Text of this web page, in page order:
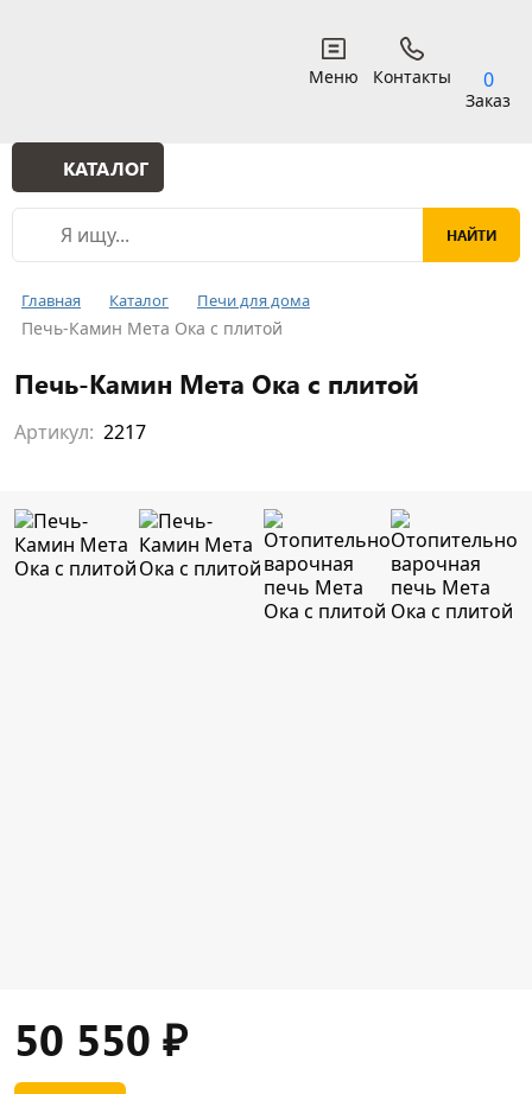
КАТАЛОГ
Меню Контакты 0
Заказ
Главная Каталог Печи для дома
Печь-Камин Мета Ока с плитой
Печь-Камин Мета Ока с плитой
Артикул: 2217
50 550 ₽